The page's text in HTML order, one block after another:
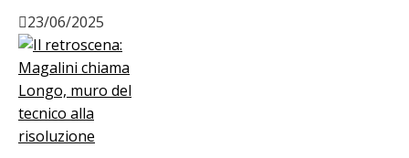
23/06/2025